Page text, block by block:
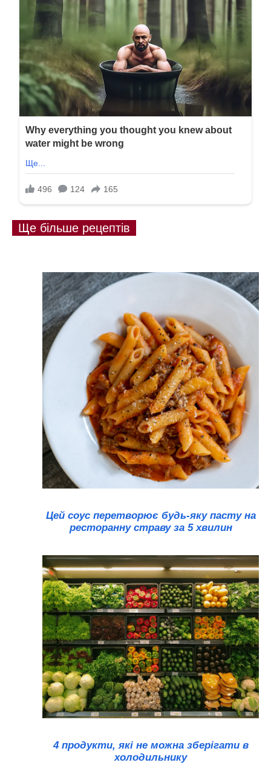
Ще більше рецептів
Цей соус перетворює будь-яку пасту на
ресторанну страву за 5 хвилин
4 продукти, які не можна зберігати в
холодильнику